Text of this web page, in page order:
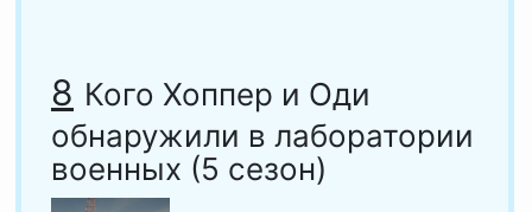
8 Кого Хоппер и Оди
обнаружили в лаборатории
военных (5 сезон)